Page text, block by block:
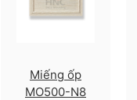
Miếng ốp
MO500-N8